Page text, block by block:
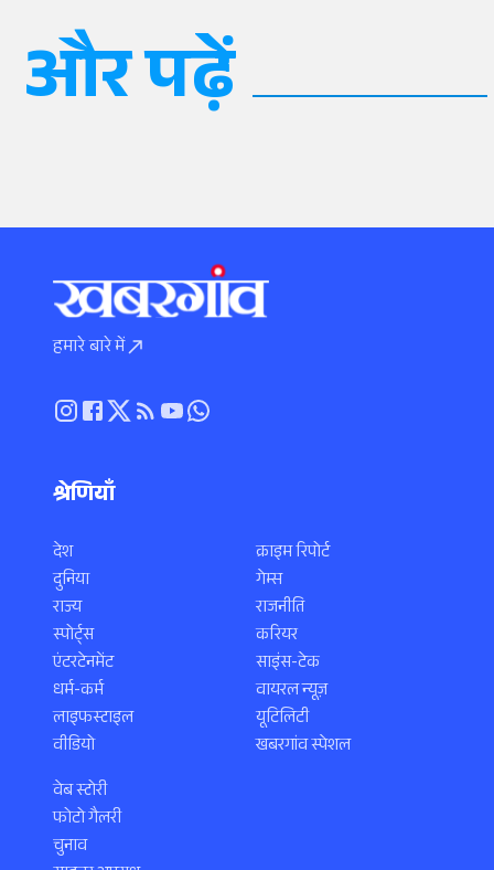
और पढ़ें
हमारे बारे में
श्रेणियाँ
देश
दुनिया
राज्य
स्पोर्ट्स
एंटरटेनमेंट
धर्म-कर्म
लाइफस्टाइल
वीडियो
क्राइम रिपोर्ट
गेम्स
राजनीति
करियर
साइंस-टेक
वायरल न्यूज़
यूटिलिटी
खबरगांव स्पेशल
वेब स्टोरी
फोटो गैलरी
चुनाव